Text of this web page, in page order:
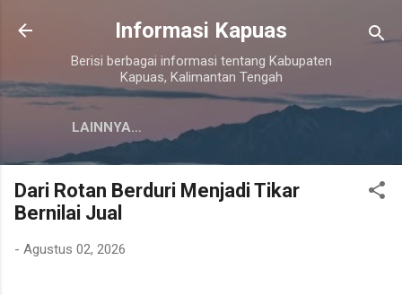
Langsung ke konten utama
Informasi Kapuas
Berisi berbagai informasi tentang Kabupaten
Kapuas, Kalimantan Tengah
LAINNYA…
Dari Rotan Berduri Menjadi Tikar
Bernilai Jual
- Agustus 02, 2026